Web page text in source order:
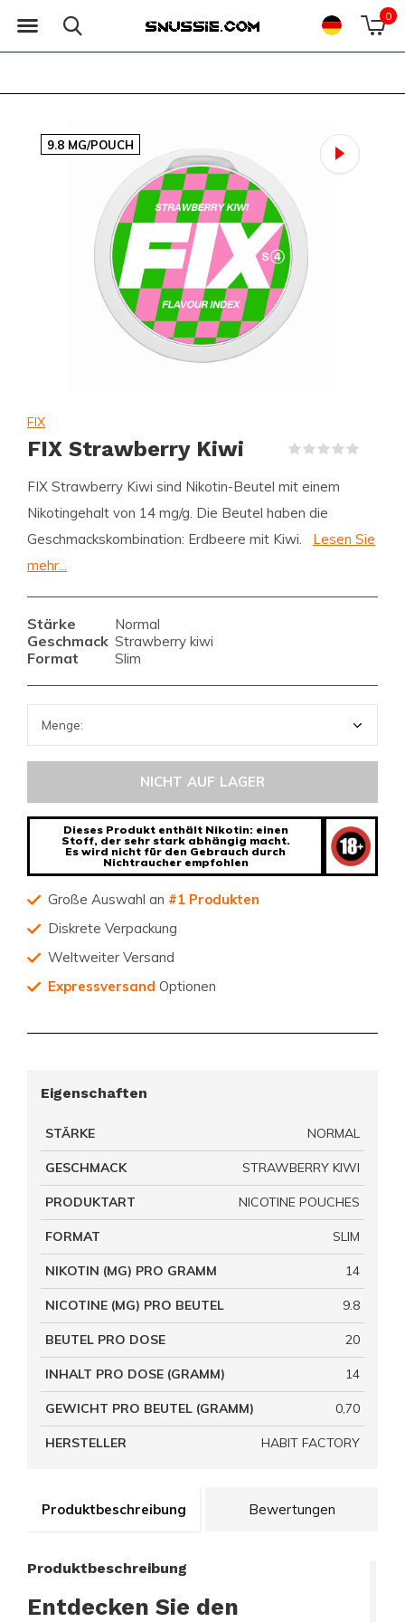
0
9.8 MG/POUCH
FIX
FIX Strawberry Kiwi
FIX Strawberry Kiwi sind Nikotin-Beutel mit einem
Nikotingehalt von 14 mg/g. Die Beutel haben die
Geschmackskombination: Erdbeere mit Kiwi.
Lesen Sie
mehr...
Stärke Normal
Geschmack Strawberry kiwi
Format Slim
NICHT AUF LAGER
Dieses Produkt enthält Nikotin: einen
Stoff, der sehr stark abhängig macht.
Es wird nicht für den Gebrauch durch
Nichtraucher empfohlen
Große Auswahl an #1 Produkten
Diskrete Verpackung
Weltweiter Versand
Expressversand Optionen
Produktbeschreibung Bewertungen
Produktbeschreibung
Entdecken Sie den
Eigenschaften
STÄRKE NORMAL
GESCHMACK STRAWBERRY KIWI
PRODUKTART NICOTINE POUCHES
FORMAT SLIM
NIKOTIN (MG) PRO GRAMM 14
NICOTINE (MG) PRO BEUTEL 9.8
BEUTEL PRO DOSE 20
INHALT PRO DOSE (GRAMM) 14
GEWICHT PRO BEUTEL (GRAMM) 0,70
HERSTELLER HABIT FACTORY